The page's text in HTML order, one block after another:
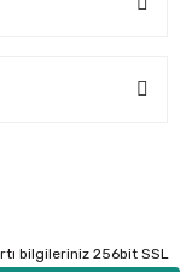
bilgileriniz 256bit SSL